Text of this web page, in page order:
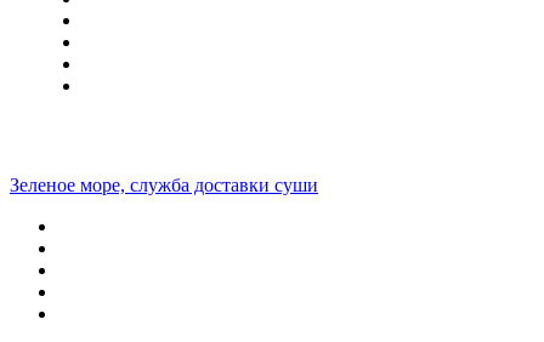
Зеленое море, служба доставки суши